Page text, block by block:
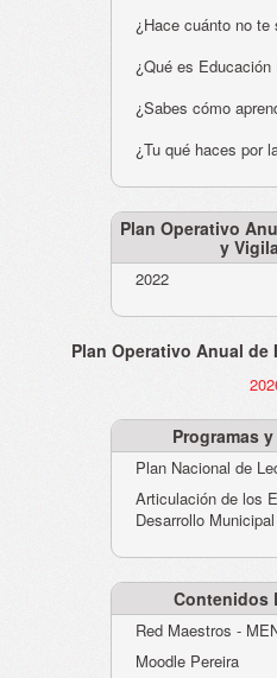
¿Hace cuánto no te
¿Qué es Educación
¿Sabes cómo
¿Tu qué haces por
Plan Operativo
y
2022
Plan Operativo Anual
Programas
Plan Nacional de
Articulación de los
Desarrollo Municipal
Contenidos
Red Maestros -
Moodle Pereira